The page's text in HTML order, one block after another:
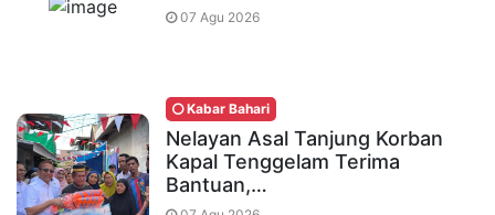
07 Agu 2026
Kabar Bahari
Nelayan Asal Tanjung Korban
Kapal Tenggelam Terima
Bantuan,…